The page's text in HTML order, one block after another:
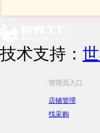
技术支持：
管理员入口
店铺管理
找采购